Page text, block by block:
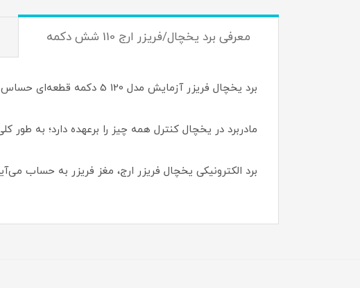
معرفی برد یخچال/فریزر ارج 110 شش دکمه
برد یخچال فریزر آزمایش مدل 120 5 دکمه قطعه‌ای حساس و بسیار تاثیرگذار در تنظیمات قطعات وابسته به آن در یخچال فریزر محسوب می‌شود.
مادربرد در یخچال کنترل همه چیز را برعهده دارد؛ به طور
برد الکترونیکی یخچال فریزر ارج، مغز فریزر به حساب